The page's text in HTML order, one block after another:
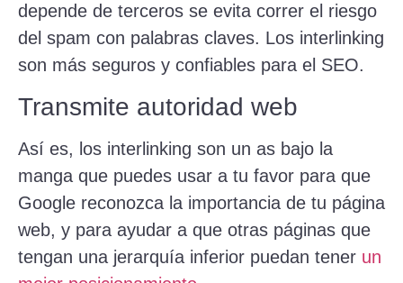
depende de terceros se evita correr el riesgo
del spam con palabras claves. Los interlinking
son más seguros y confiables para el SEO.
Transmite autoridad web
Así es, los interlinking son un as bajo la
manga que puedes usar a tu favor para que
Google reconozca la importancia de tu página
web, y para ayudar a que otras páginas que
tengan una jerarquía inferior puedan tener un